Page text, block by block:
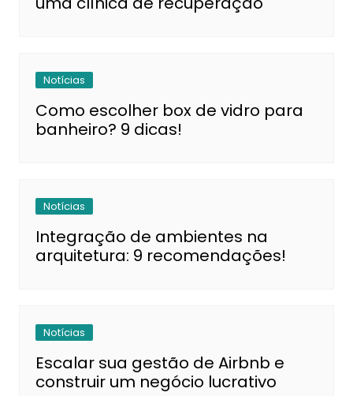
Notícias
Como escolher box de vidro para
banheiro? 9 dicas!
Notícias
Integração de ambientes na
arquitetura: 9 recomendações!
Notícias
Escalar sua gestão de Airbnb e
construir um negócio lucrativo